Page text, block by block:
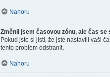
Nahoru
Změnil jsem časovou zónu, ale čas se
Pokud jste si jisti, že jste nastavili vaši
tento problém odstranit.
Nahoru